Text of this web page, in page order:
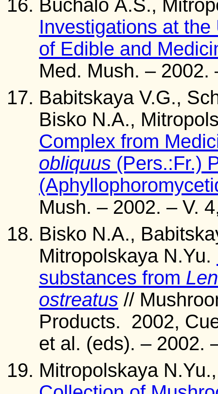
Buchalo A.S.,
Investigations at
of Edible and
Med. Mush. –
Babitskaya V.G.,
Bisko N.A.,
Complex from
obliquus (Pers.:Fr.)
Mush. – 2002. – V.
Bisko N.A.,
Mitropolskaya N.Yu.
substances from
ostreatus //
Products. 2002,
et al. (eds). – 2002.
Mitropolskaya